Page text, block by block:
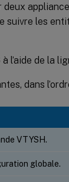
suivre les
de la
dans
VTYSH.
globale.